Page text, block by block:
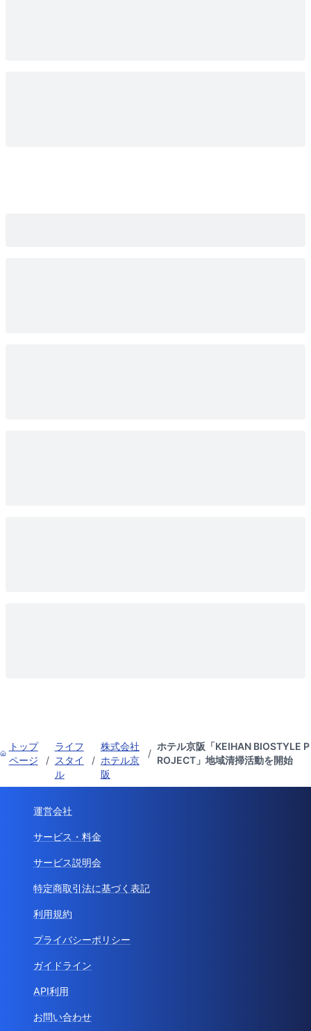
トップ
ページ
/
ライフ
スタイ
ル
/
株式会社
ホテル京
阪
/
ホテル京阪「KEIHAN BIOSTYLE P
ROJECT」地域清掃活動を開始
運営会社
サービス・料金
サービス説明会
特定商取引法に基づく表記
利用規約
プライバシーポリシー
ガイドライン
API利用
お問い合わせ